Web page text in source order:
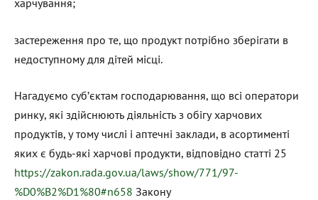
харчування;
застереження про те, що продукт потрібно зберігати в
недоступному для дітей місці.
Нагадуємо суб’єктам господарювання, що всі оператори
ринку, які здійснюють діяльність з обігу харчових
продуктів, у тому числі і аптечні заклади, в асортименті
яких є будь-які харчові продукти, відповідно статті 25
https://zakon.rada.gov.ua/laws/show/771/97-
%D0%B2%D1%80#n658 Закону